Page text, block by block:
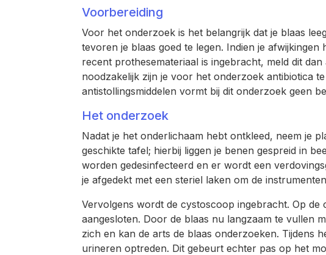
Voorbereiding
Voor het onderzoek is het belangrijk dat je blaas
tevoren je blaas goed te legen. Indien je
recent prothesemateriaal is ingebracht, meld dit
noodzakelijk zijn je voor het onderzoek antibiotica
antistollingsmiddelen vormt bij dit onderzoek geen
Het onderzoek
Nadat je het onderlichaam hebt ontkleed, neem je
geschikte tafel; hierbij liggen je benen gespreid in
worden gedesinfecteerd en er wordt een
je afgedekt met een steriel laken om de
Vervolgens wordt de cystoscoop ingebracht. Op
aangesloten. Door de blaas nu langzaam te vullen
zich en kan de arts de blaas onderzoeken. Tijdens
urineren optreden. Dit gebeurt echter pas op het